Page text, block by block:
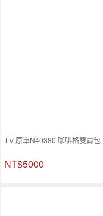
LV 原單N40380 咖啡格雙肩包
NT$5000